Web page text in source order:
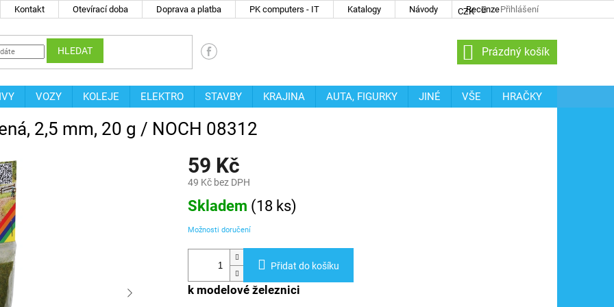
Kontakt Otevírací doba Doprava a platba PK computers - IT Katalogy Návody Recenze
CZK Přihlášení
HLEDAT
NÁKUPNÍ
KOŠÍK
Prázdný košík
VOZY KOLEJE ELEKTRO STAVBY KRAJINA AUTA, FIGURKY JINÉ VŠE
HRAČKY
2,5 mm, 20 g / NOCH 08312
59 Kč
49 Kč bez DPH
Měrná
cena:
Skladem (18 ks)
Možnosti doručení
Přidat do košíku
k modelové železnici